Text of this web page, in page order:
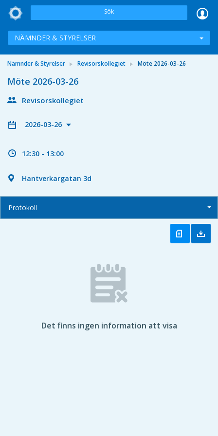
Sök
NÄMNDER & STYRELSER
Nämnder & Styrelser Revisorskollegiet Möte 2026-03-26
Möte 2026-03-26
Revisorskollegiet
2026-03-26
12:30 - 13:00
Hantverkargatan 3d
Protokoll
Det finns ingen information att visa